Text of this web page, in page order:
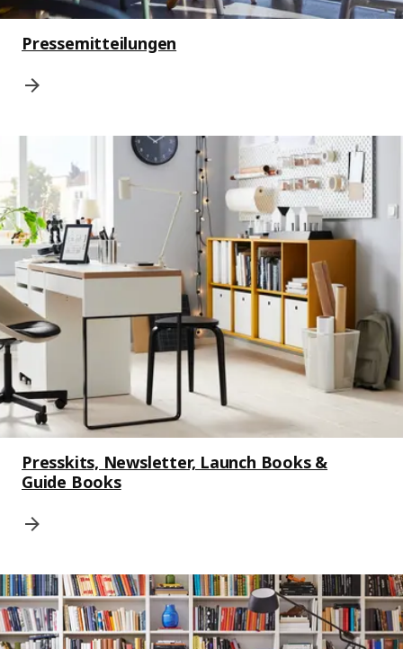
Pressemitteilungen
Presskits, Newsletter, Launch Books &
Guide Books